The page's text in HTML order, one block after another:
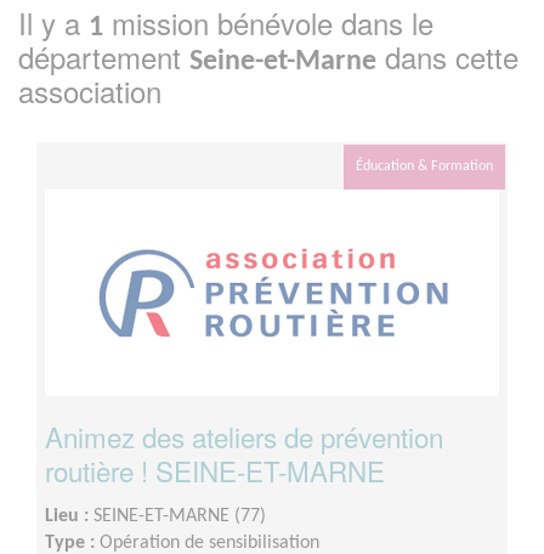
Il y a 1 mission bénévole dans le
département Seine-et-Marne dans cette
association
Éducation & Formation
Animez des ateliers de prévention
routière ! SEINE-ET-MARNE
Lieu : SEINE-ET-MARNE (77)
Type : Opération de sensibilisation